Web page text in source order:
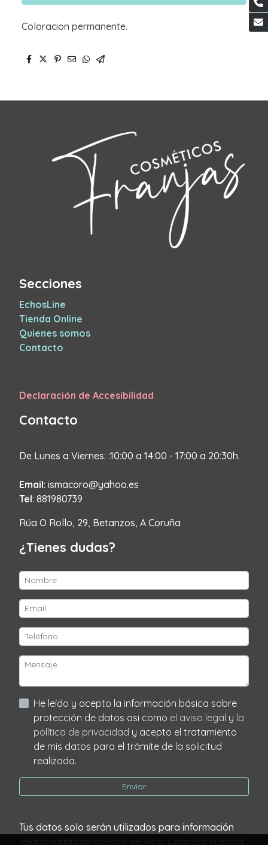
Coloracion permanente.
Secciones
EchosLine
Tienda Online
Quienes somos
Contacto
Declaración de Accesibilidad
Contacto
De Lunes a Viernes: :10:00 a 14:00 - 17:00 a 20:30h.
Email: ismacoro@yahoo.es
Tel: 881980739
Rúa O Rollo, 29, Betanzos, A Coruña
¿Tienes dudas?
He leído y acepto la información básica sobre
protección de datos asi como el aviso legal y la
política de privacidad y acepto el tratamiento
de mis datos para el trámite de la solicitud
realizada.
Enviar
Tus datos solo serán utilizados para información